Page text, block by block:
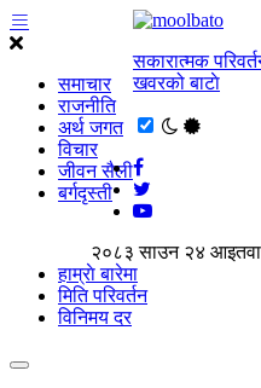
समाचार
राजनीति
अर्थ जगत
विचार
जीवन सैली
बर्गदृस्ती
सकारात्मक
खवरको बाटाे
२०८३ साउन २४
हाम्राे बारेमा
मिति परिवर्तन
विनिमय दर